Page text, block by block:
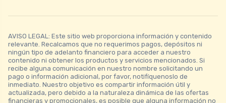
AVISO LEGAL: Este sitio web proporciona información y contenido
relevante. Recalcamos que no requerimos pagos, depósitos ni
ningún tipo de adelanto financiero para acceder a nuestro
contenido ni obtener los productos y servicios mencionados. Si
recibe alguna comunicación en nuestro nombre solicitando un
pago o información adicional, por favor, notifíquenoslo de
inmediato. Nuestro objetivo es compartir información útil y
actualizada, pero debido a la naturaleza dinámica de las ofertas
financieras y promocionales, es posible que alguna información no